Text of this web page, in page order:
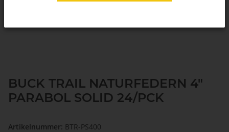
BUCK TRAIL NATURFEDERN 4"
PARABOL SOLID 24/PCK
Artikelnummer: BTR-PS400